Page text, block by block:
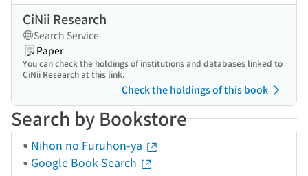
CiNii Research
Search Service
Paper
You can check the holdings of institutions and databases linked to
CiNii Research at this link.
Check the holdings of this book
Search by Bookstore
Nihon no Furuhon-ya
Google Book Search